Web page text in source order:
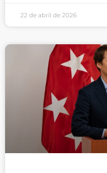
22 de abril de 2026